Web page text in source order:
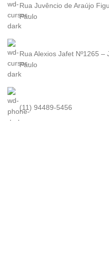
Rua Juvêncio de Araújo
Paulo
Rua Alexios Jafet Nº1265
Paulo
(11) 94489-5456